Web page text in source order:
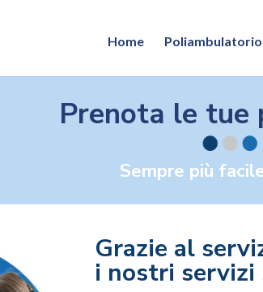
Home Poliambulatorio
Prenota le tue
Sempre più
Grazie al
i nostri servizi